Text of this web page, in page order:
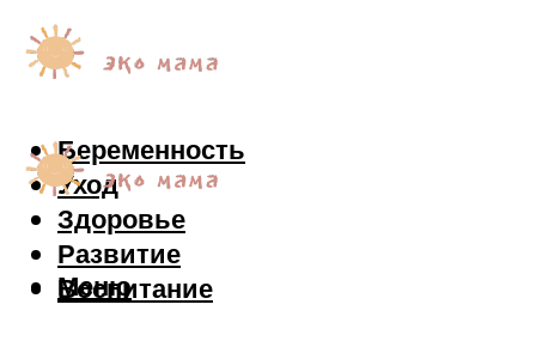
Беременность
Уход
Здоровье
Развитие
Воспитание
Меню